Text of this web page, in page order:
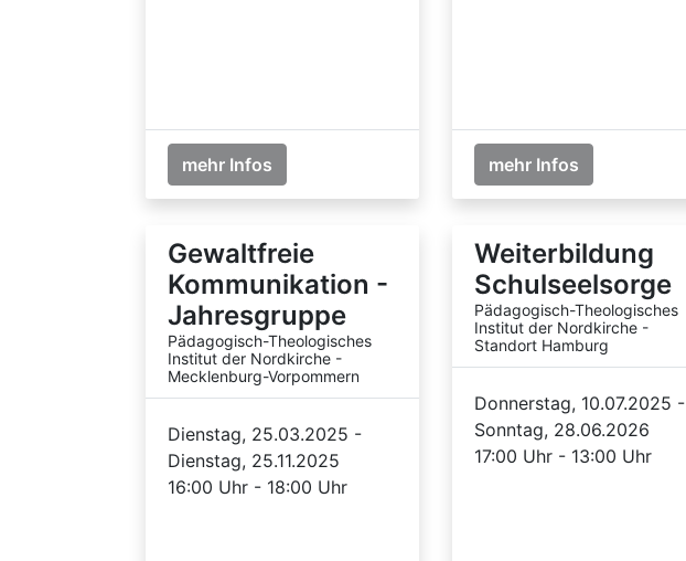
mehr Infos mehr Infos
Gewaltfreie
Kommunikation -
Jahresgruppe
Pädagogisch-Theologisches
Institut der Nordkirche -
Mecklenburg-Vorpommern
Dienstag, 25.03.2025 -
Dienstag, 25.11.2025
16:00 Uhr - 18:00 Uhr
Weiterbildung
Schulseelsorge
Pädagogisch-Theologisches
Institut der Nordkirche -
Standort Hamburg
Donnerstag, 10.07.2025 -
Sonntag, 28.06.2026
17:00 Uhr - 13:00 Uhr